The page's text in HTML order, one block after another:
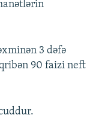
3 dəfə
90 faizi neft